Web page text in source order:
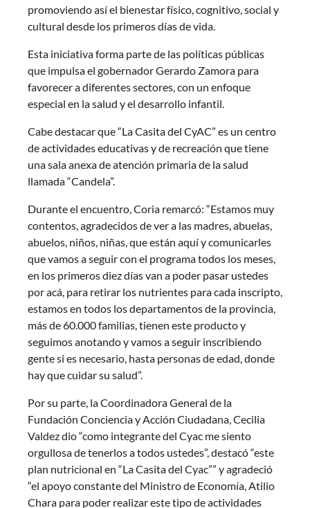
promoviendo así el bienestar físico, cognitivo, social y
cultural desde los primeros días de vida.
Esta iniciativa forma parte de las políticas públicas
que impulsa el gobernador Gerardo Zamora para
favorecer a diferentes sectores, con un enfoque
especial en la salud y el desarrollo infantil.
Cabe destacar que “La Casita del CyAC” es un centro
de actividades educativas y de recreación que tiene
una sala anexa de atención primaria de la salud
llamada “Candela”.
Durante el encuentro, Coria remarcó: “Estamos muy
contentos, agradecidos de ver a las madres, abuelas,
abuelos, niños, niñas, que están aquí y comunicarles
que vamos a seguir con el programa todos los meses,
en los primeros diez días van a poder pasar ustedes
por acá, para retirar los nutrientes para cada inscripto,
estamos en todos los departamentos de la provincia,
más de 60.000 familias, tienen este producto y
seguimos anotando y vamos a seguir inscribiendo
gente si es necesario, hasta personas de edad, donde
hay que cuidar su salud”.
Por su parte, la Coordinadora General de la
Fundación Conciencia y Acción Ciudadana, Cecilia
Valdez dio “como integrante del Cyac me siento
orgullosa de tenerlos a todos ustedes”, destacó “este
plan nutricional en “La Casita del Cyac”” y agradeció
“el apoyo constante del Ministro de Economía, Atilio
Chara para poder realizar este tipo de actividades